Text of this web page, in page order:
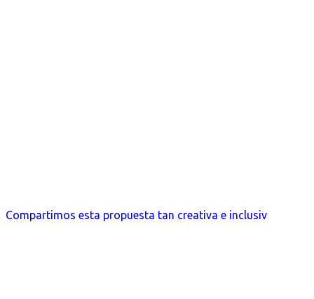
Compartimos esta propuesta tan creativa e inclusiv